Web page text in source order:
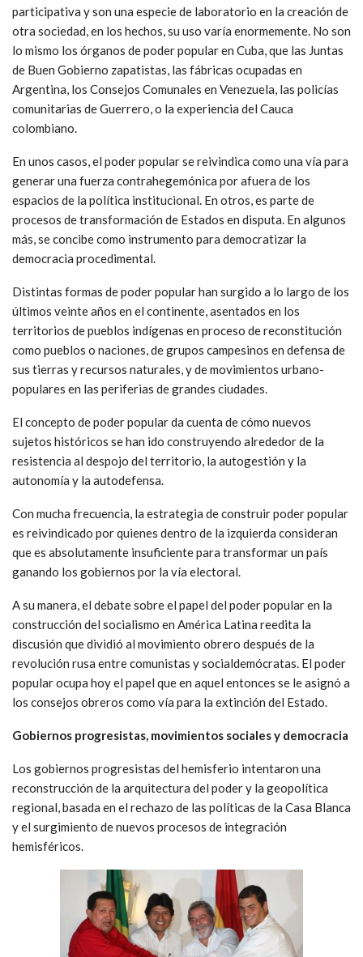
participativa y son una especie de laboratorio en la creación de
otra sociedad, en los hechos, su uso varía enormemente. No son
lo mismo los órganos de poder popular en Cuba, que las Juntas
de Buen Gobierno zapatistas, las fábricas ocupadas en
Argentina, los Consejos Comunales en Venezuela, las policías
comunitarias de Guerrero, o la experiencia del Cauca
colombiano.
En unos casos, el poder popular se reivindica como una vía para
generar una fuerza contrahegemónica por afuera de los
espacios de la política institucional. En otros, es parte de
procesos de transformación de Estados en disputa. En algunos
más, se concibe como instrumento para democratizar la
democracia procedimental.
Distintas formas de poder popular han surgido a lo largo de los
últimos veinte años en el continente, asentados en los
territorios de pueblos indígenas en proceso de reconstitución
como pueblos o naciones, de grupos campesinos en defensa de
sus tierras y recursos naturales, y de movimientos urbano-
populares en las periferias de grandes ciudades.
El concepto de poder popular da cuenta de cómo nuevos
sujetos históricos se han ido construyendo alrededor de la
resistencia al despojo del territorio, la autogestión y la
autonomía y la autodefensa.
Con mucha frecuencia, la estrategia de construir poder popular
es reivindicado por quienes dentro de la izquierda consideran
que es absolutamente insuficiente para transformar un país
ganando los gobiernos por la vía electoral.
A su manera, el debate sobre el papel del poder popular en la
construcción del socialismo en América Latina reedita la
discusión que dividió al movimiento obrero después de la
revolución rusa entre comunistas y socialdemócratas. El poder
popular ocupa hoy el papel que en aquel entonces se le asignó a
los consejos obreros como vía para la extinción del Estado.
Gobiernos progresistas, movimientos sociales y democracia
Los gobiernos progresistas del hemisferio intentaron una
reconstrucción de la arquitectura del poder y la geopolítica
regional, basada en el rechazo de las políticas de la Casa Blanca
y el surgimiento de nuevos procesos de integración
hemisféricos.